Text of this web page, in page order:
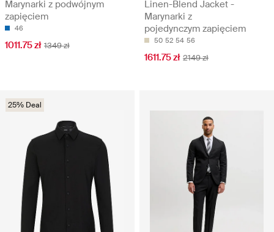
Marynarki z podwójnym
zapięciem
46
1011.75 zł 1349 zł
Linen-Blend Jacket -
Marynarki z
pojedynczym zapięciem
50 52 54 56
1611.75 zł 2149 zł
25% Deal